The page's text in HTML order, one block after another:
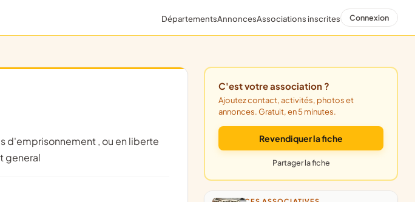
DépartementsAnnoncesAssociations inscrites Connexion
general
C'est votre association ?
Ajoutez contact, activités, photos et
annonces. Gratuit, en 5 minutes.
Revendiquer la fiche
Partager la fiche